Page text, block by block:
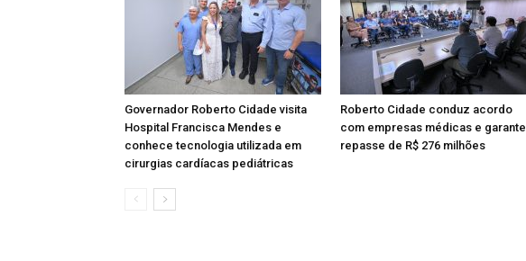
Governador Roberto Cidade visita
Hospital Francisca Mendes e
conhece tecnologia utilizada em
cirurgias cardíacas pediátricas
Roberto Cidade conduz acordo
com empresas médicas e garante
repasse de R$ 276 milhões